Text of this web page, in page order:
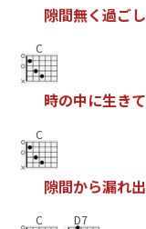
隙間無く過ごし
C
時の中に生きて
C
隙間から漏れ出
C D7